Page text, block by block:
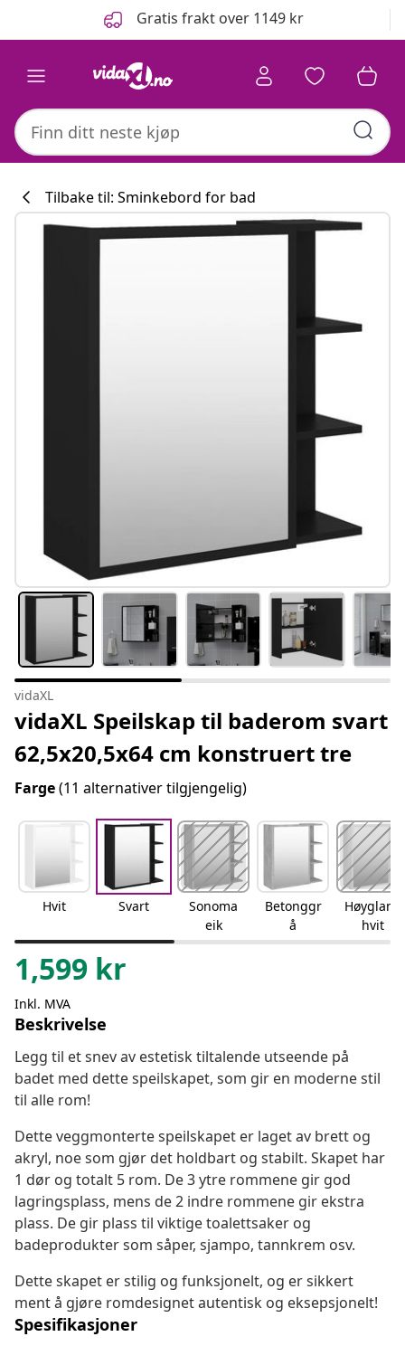
Gratis frakt over 1149 kr
Tilbake til: Sminkebord for bad
vidaXL
vidaXL Speilskap til baderom svart
62,5x20,5x64 cm konstruert tre
Farge(11 alternativer tilgjengelig)
Hvit Svart
Sonoma
eik
Betonggr
å
Høyglans
hvit
1,599 kr
Inkl. MVA
Beskrivelse
Legg til et snev av estetisk tiltalende utseende på
badet med dette speilskapet, som gir en moderne stil
til alle rom!
Dette veggmonterte speilskapet er laget av brett og
akryl, noe som gjør det holdbart og stabilt. Skapet har
1 dør og totalt 5 rom. De 3 ytre rommene gir god
lagringsplass, mens de 2 indre rommene gir ekstra
plass. De gir plass til viktige toalettsaker og
badeprodukter som såper, sjampo, tannkrem osv.
Dette skapet er stilig og funksjonelt, og er sikkert
ment å gjøre romdesignet autentisk og eksepsjonelt!
Spesifikasjoner